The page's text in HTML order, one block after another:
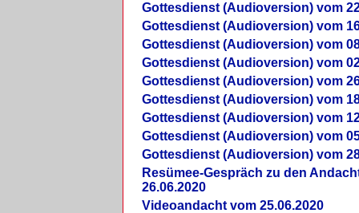
Gottesdienst (Audioversion) vom
Gottesdienst (Audioversion) vom
Gottesdienst (Audioversion) vom
Gottesdienst (Audioversion) vom
Gottesdienst (Audioversion) vom
Gottesdienst (Audioversion) vom
Gottesdienst (Audioversion) vom
Gottesdienst (Audioversion) vom
Gottesdienst (Audioversion) vom
Re­sü­mee-Gespräch zu den
26.06.2020
Videoandacht vom 25.06.2020